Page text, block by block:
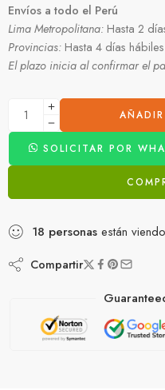
Envíos a todo el Perú
Lima Metropolitana: Hasta 2
Provincias: Hasta 4 días
El plazo inicia al confirmar el
SOLICITAR POR
18 personas están
Compartir